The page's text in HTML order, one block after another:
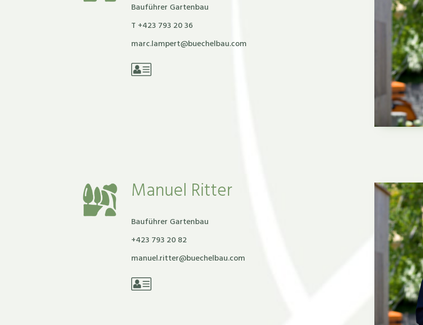
Bauführer Gartenbau
T +423 793 20 36
marc.lampert@buechelbau.com
Manuel Ritter
Bauführer Gartenbau
‭+‭423 793 20 82‬
manuel.ritter@buechelbau.com